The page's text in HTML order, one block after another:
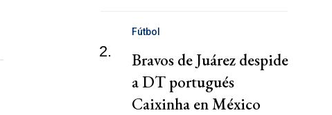
la Cruz Roja
2.
Fútbol
Bravos de Juárez despide
a DT portugués
Caixinha en México